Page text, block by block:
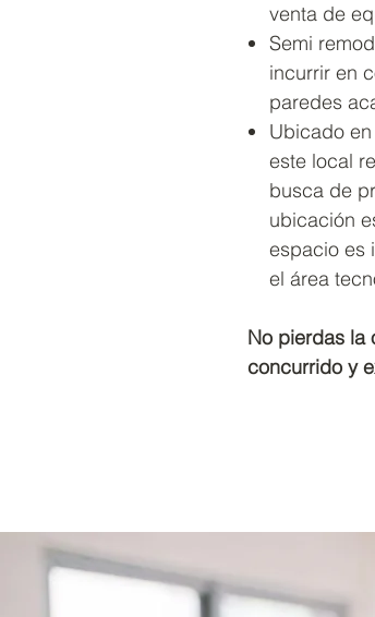
venta de
Semi
incurrir en
paredes
Ubicado
este local
busca de
ubicación
espacio es
el área
No pierdas la
concurrido y